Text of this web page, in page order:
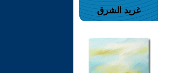
غريد الشرق